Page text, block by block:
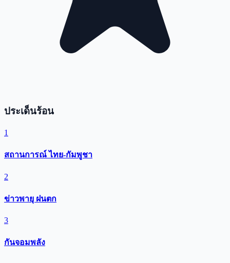
ประเด็นร้อน
1
สถานการณ์ ไทย-กัมพูชา
2
ข่าวพายุ ฝนตก
3
กันจอมพลัง